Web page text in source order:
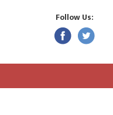
Follow Us: